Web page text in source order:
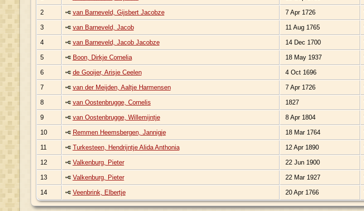
2 van Barneveld, Gijsbert Jacobze 7 Apr 1726
3 van Barneveld, Jacob 11 Aug 1765
4 van Barneveld, Jacob Jacobze 14 Dec 1700
5 Boon, Dirkje Cornelia 18 May 1937
6 de Gooijer, Arisje Ceelen 4 Oct 1696
7 van der Meijden, Aaltje Harmensen 7 Apr 1726
8 van Oostenbrugge, Cornelis 1827
9 van Oostenbrugge, Willemijntje 8 Apr 1804
10 Remmen Heemsbergen, Jannigje 18 Mar 1764
11 Turkesteen, Hendrijntje Alida Anthonia 12 Apr 1890
12 Valkenburg, Pieter 22 Jun 1900
13 Valkenburg, Pieter 22 Mar 1927
14 Veenbrink, Elbertje 20 Apr 1766